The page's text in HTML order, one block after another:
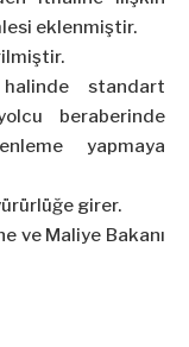
eklenmiştir.
standart
beraberinde
yapmaya
girer.
ve Maliye Bakanı